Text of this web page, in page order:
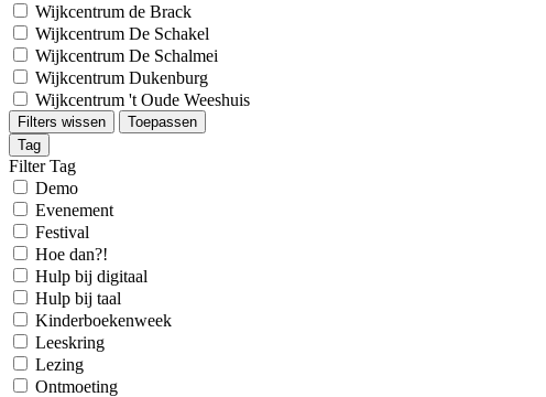
Wijkcentrum de Brack
Wijkcentrum De Schakel
Wijkcentrum De Schalmei
Wijkcentrum Dukenburg
Wijkcentrum 't Oude Weeshuis
Filters wissen
Toepassen
Tag
Filter Tag
Demo
Evenement
Festival
Hoe dan?!
Hulp bij digitaal
Hulp bij taal
Kinderboekenweek
Leeskring
Lezing
Ontmoeting